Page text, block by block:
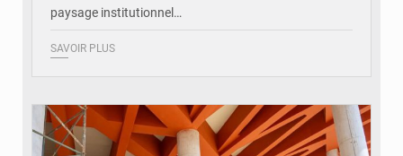
paysage institutionnel…
SAVOIR PLUS